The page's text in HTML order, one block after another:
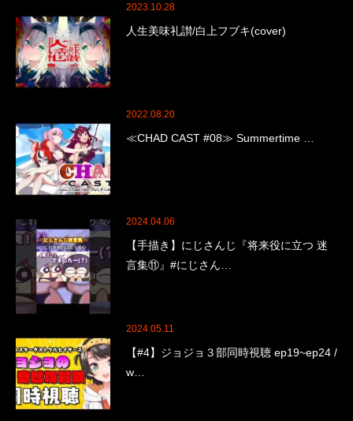
2023.10.28
人生美味礼讃/白上フブキ(cover)
2022.08.20
≪CHAD CAST #08≫ Summertime …
2024.04.06
【手描き】にじさんじ『将来役に立つ 迷
言集⑪』#にじさん…
2024.05.11
【#4】ジョジョ３部同時視聴 ep19~ep24 /
w…